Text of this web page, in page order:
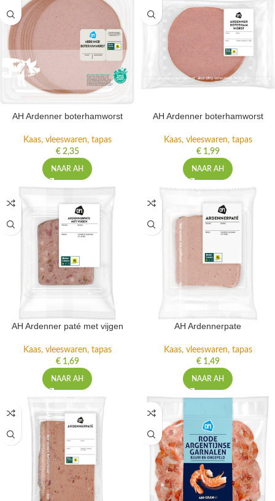
AH Ardenner boterhamworst
Kaas, vleeswaren, tapas
€2,35
NAAR AH
AH Ardenner boterhamworst
Kaas, vleeswaren, tapas
€1,99
NAAR AH
AH Ardenner paté met vijgen
Kaas, vleeswaren, tapas
€1,69
NAAR AH
AH Ardennerpate
Kaas, vleeswaren, tapas
€1,49
NAAR AH